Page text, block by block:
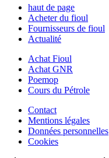
haut de page
Acheter du fioul
Fournisseurs de fioul
Actualité
Achat Fioul
Achat GNR
Poemop
Cours du Pétrole
Contact
Mentions légales
Données personnelles
Cookies